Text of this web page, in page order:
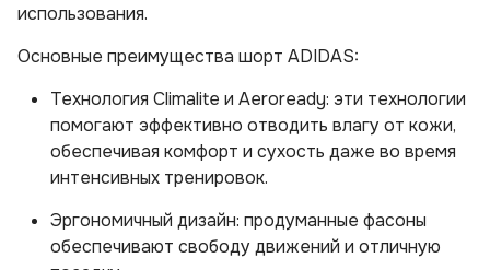
использования.
Основные преимущества шорт ADIDAS:
Технология Climalite и Aeroready: эти технологии
помогают эффективно отводить влагу от кожи,
обеспечивая комфорт и сухость даже во время
интенсивных тренировок.
Эргономичный дизайн: продуманные фасоны
обеспечивают свободу движений и отличную